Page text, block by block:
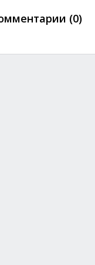
(0)